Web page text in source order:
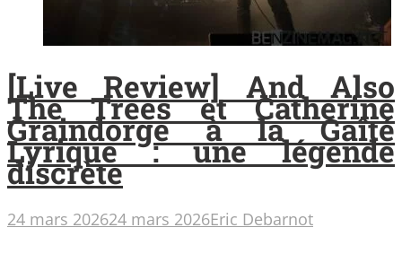
[Live Review] And Also
The Trees et Catherine
Graindorge à la Gaîté
Lyrique : une légende
discrète
24 mars 202624 mars 2026Eric Debarnot